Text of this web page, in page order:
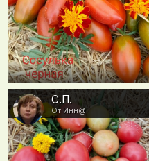
С.П.
От Инн@